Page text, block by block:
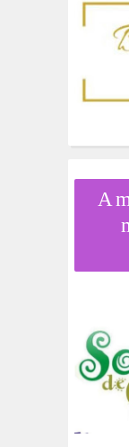
A